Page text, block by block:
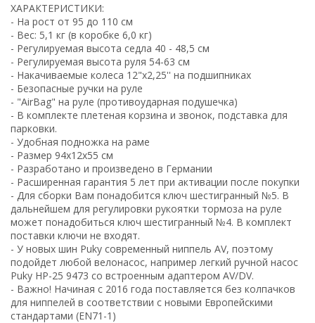
ХАРАКТЕРИСТИКИ:
- На рост от 95 до 110 см
- Вес: 5,1 кг (в коробке 6,0 кг)
- Регулируемая высота седла 40 - 48,5 см
- Регулируемая высота руля 54-63 см
- Накачиваемые колеса 12"х2,25'' на подшипниках
- Безопасные ручки на руле
- "AirBag" на руле (противоударная подушечка)
- В комплекте плетеная корзина и звонок, подставка для
парковки.
- Удобная подножка на раме
- Размер 94х12х55 см
- Разработано и произведено в Германии
- Расширенная гарантия 5 лет при активации после покупки
- Для сборки Вам понадобится ключ шестигранный №5. В
дальнейшем для регулировки рукоятки тормоза на руле
может понадобиться ключ шестигранный №4. В комплект
поставки ключи не входят.
- У новых шин Puky современный ниппель AV, поэтому
подойдет любой велонасос, например легкий ручной насос
Puky HP-25 9473 со встроенным адаптером AV/DV.
- Важно! Начиная с 2016 года поставляется без колпачков
для ниппелей в соответствии с новыми Европейскими
стандартами (EN71-1)